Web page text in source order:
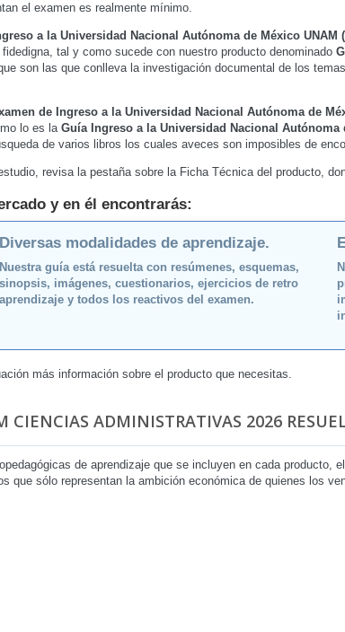
el examen es realmente mínimo.
a la Universidad Nacional Autónoma de México UNAM
tal y como sucede con nuestro producto denominado
son las que conlleva la investigación documental de los
de Ingreso a la Universidad Nacional Autónoma de
lo es la Guía Ingreso a la Universidad Nacional
de varios libros los cuales aveces son imposibles de
revisa la pestaña sobre la Ficha Técnica del producto,
y en él encontrarás:
Diversas modalidades de aprendizaje.
Nuestra guía está resuelta con resúmenes, esquemas,
sinopsis, imágenes, cuestionarios, ejercicios de retro
aprendizaje y todos los reactivos del examen.
más información sobre el producto que necesitas.
CIENCIAS ADMINISTRATIVAS 2026
de aprendizaje que se incluyen en cada producto,
sólo representan la ambición económica de quienes los